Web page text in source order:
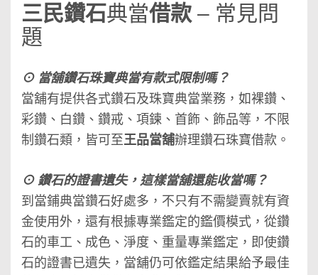
三民鑽石典當借款 – 常見問
題
⊙ 當舖鑽石珠寶典當有款式限制嗎？
當舖有提供各式鑽石及珠寶典當業務，如裸鑽、
彩鑽、白鑽、鑽戒、項鍊、首飾、飾品等，不限
制鑽石類，皆可至王品當舖辦理鑽石珠寶借款。
⊙ 鑽石的證書遺失，這樣當舖還能收當嗎？
到當鋪典當鑽石好處多，不只有不需變賣就有資
金使用外，還有根據專業鑑定的鑑價模式，從鑽
石的車工、成色、淨度、重量專業鑑定，即使鑽
石的證書已遺失，當舖仍可依鑑定結果給予最佳